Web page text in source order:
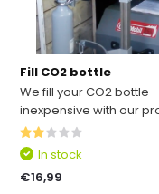
Fill CO2 bottle
We fill your CO2 bottle
inexpensive with our
In stock
€16,99